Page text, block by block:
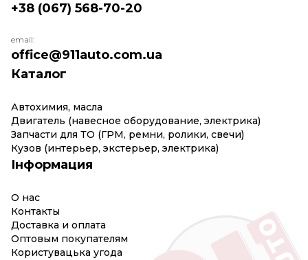
Каталог
Автохимия, масла
Двигатель (навесное оборудование, электрика)
Запчасти для ТО (ГРМ, ремни, ролики, свечи)
Кузов (интерьер, экстерьер, электрика)
Інформация
О нас
Контакты
Доставка и оплата
Оптовым покупателям
Користувацька угода
+38 (067) 568-70-20
email:
office@911auto.com.ua